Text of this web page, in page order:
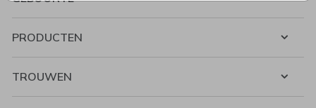
PRODUCTEN
TROUWEN